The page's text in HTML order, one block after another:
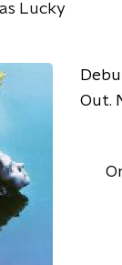
Lucky
Out.